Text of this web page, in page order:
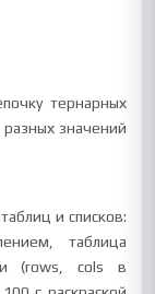
тернарных
значений
и списков:
таблица
(rows, cols в